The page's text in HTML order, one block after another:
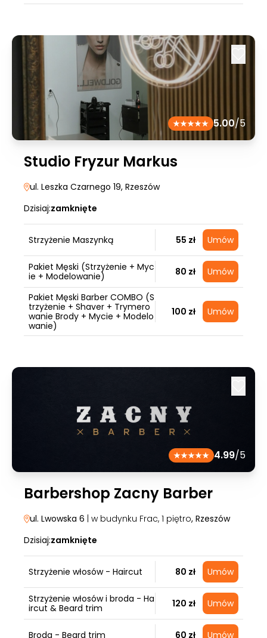
5.00/5
Studio Fryzur Markus
ul. Leszka Czarnego 19, Rzeszów
Dzisiaj:zamknięte
Strzyżenie Maszynką 55 zł Umów
Pakiet Męski (Strzyżenie + Myc
ie + Modelowanie)
80 zł Umów
Pakiet Męski Barber COMBO (S
trzyżenie + Shaver + Trymero
wanie Brody + Mycie + Modelo
wanie)
100 zł Umów
4.99/5
Barbershop Zacny Barber
ul. Lwowska 6 | w budynku Frac, 1 piętro, Rzeszów
Dzisiaj:zamknięte
Strzyżenie włosów - Haircut 80 zł Umów
Strzyżenie włosów i broda - Ha
ircut & Beard trim
120 zł Umów
Broda - Beard trim 60 zł Umów